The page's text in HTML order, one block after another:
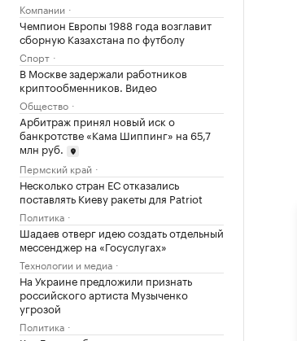
Компании
Чемпион Европы 1988 года возглавит
сборную Казахстана по футболу
Спорт
В Москве задержали работников
криптообменников. Видео
Общество
Арбитраж принял новый иск о
банкротстве «Кама Шиппинг» на 65,7
млн руб.
Пермский край
Несколько стран ЕС отказались
поставлять Киеву ракеты для Patriot
Политика
Шадаев отверг идею создать отдельный
мессенджер на «Госуслугах»
Технологии и медиа
На Украине предложили признать
российского артиста Музыченко
угрозой
Политика